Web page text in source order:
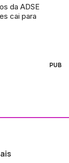
da ADSE
cai para
PUB